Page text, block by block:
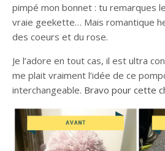
pimpé mon bonnet : tu remarques
vraie geekette… Mais romantique
des coeurs et du rose.
Je l’adore en tout cas, il est ultra
me plait vraiment l’idée de ce
interchangeable. Bravo pour cette